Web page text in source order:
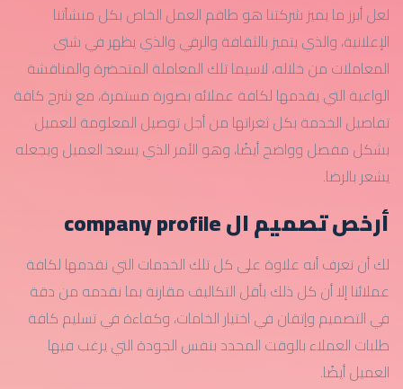
لعل أبرز ما يميز شركتنا هو طاقم العمل الخاص بكل منشآتنا
الإعلانية، والذي يتميز بالثقافة والرقي والذي يظهر في شتى
المعاملات من خلاله، لاسيما تلك المعاملة المتحضرة والمناقشة
الواعية التي يقدمها لكافة عملائه بصورة مستمرة، مع شرح كافة
تفاصيل الخدمة بكل ثغراتها من أجل توصيل المعلومة للعميل
بشكل مفصل وواضح أيضًا، وهو الأمر الذي يسعد العميل ويجعله
يشعر بالرضا.
أرخص تصميم ال company profile
لك أن تعرف أنه علاوة على كل تلك الخدمات التي نقدمها لكافة
عملائنا إلا أن كل ذلك بأقل التكاليف مقارنة بما نقدمه من دقة
في التصميم وإتقان في اختيار الخامات، وكفاءة في تسليم كافة
طلبات العملاء بالوقت المحدد بنفس الجودة التي يرغب فيها
العميل أيضًا.